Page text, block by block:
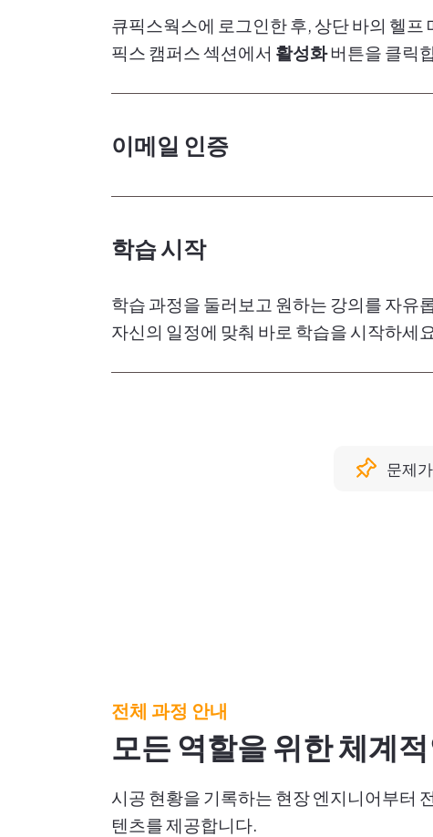
큐픽스웍스에 로그인한 후, 상단 바의 헬프
픽스 캠퍼스 섹션에서 활성화버튼을 클릭
이메일 인증
받은 편지함에서 초대 이메일을 확인한 뒤,
로운 비밀번호 설정이 필요합니다.
학습 시작
학습 과정을 둘러보고 원하는 강의를 자유
자신의 일정에 맞춰 바로 학습을 시작하세
문제
전체 과정 안내
모든 역할을 위한 체계
시공 현황을 기록하는 현장 엔지니어부터
텐츠를 제공합니다.